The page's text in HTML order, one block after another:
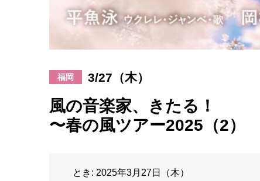
福岡 3/27（木）
風の音楽家、きたる！
〜春の風ツアー2025（2）
とき: 2025年3月27日（木）